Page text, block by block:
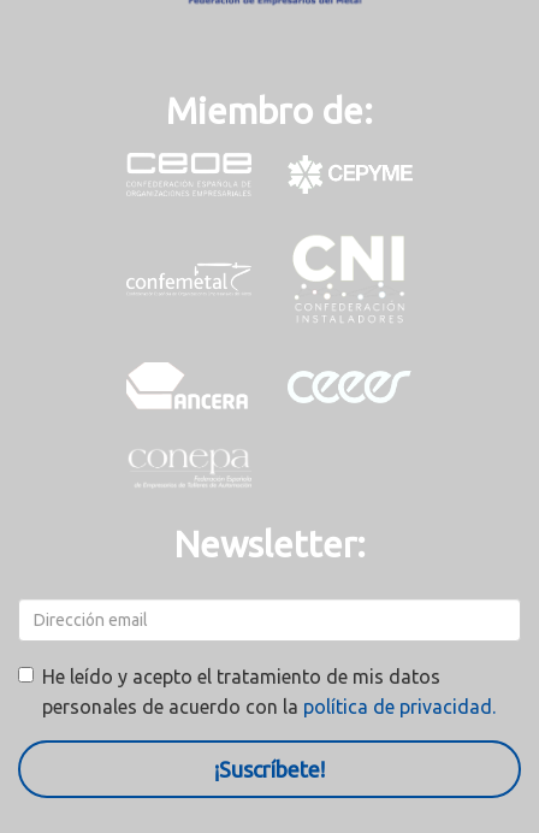
Miembro de:
Newsletter:
He leído y acepto el tratamiento de mis datos
personales de acuerdo con la política de privacidad.
¡Suscríbete!